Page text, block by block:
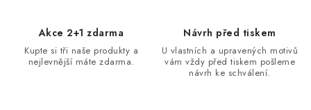
Akce 2+1 zdarma
Kupte si tři naše produkty a
nejlevnější máte zdarma.
Návrh před tiskem
U vlastních a upravených motivů
vám vždy před tiskem pošleme
návrh ke schválení.